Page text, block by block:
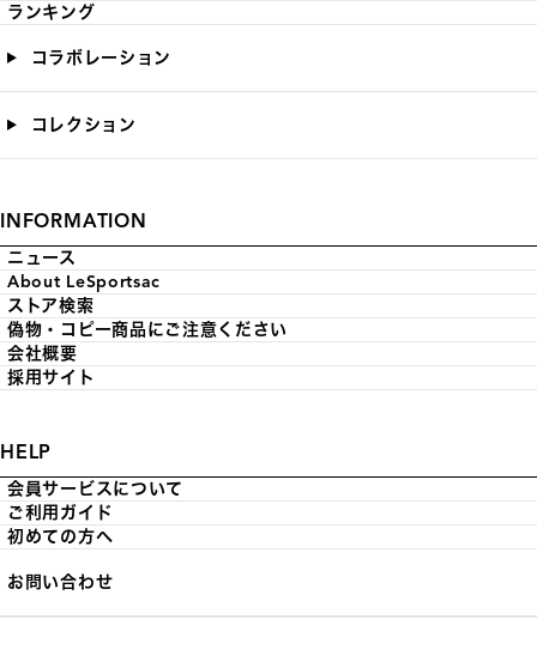
ランキング
コラボレーション
コレクション
INFORMATION
ニュース
About LeSportsac
ストア検索
偽物・コピー商品にご注意ください
会社概要
採用サイト
HELP
会員サービスについて
ご利用ガイド
初めての方へ
お問い合わせ